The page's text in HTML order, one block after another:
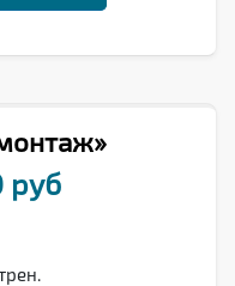
руб